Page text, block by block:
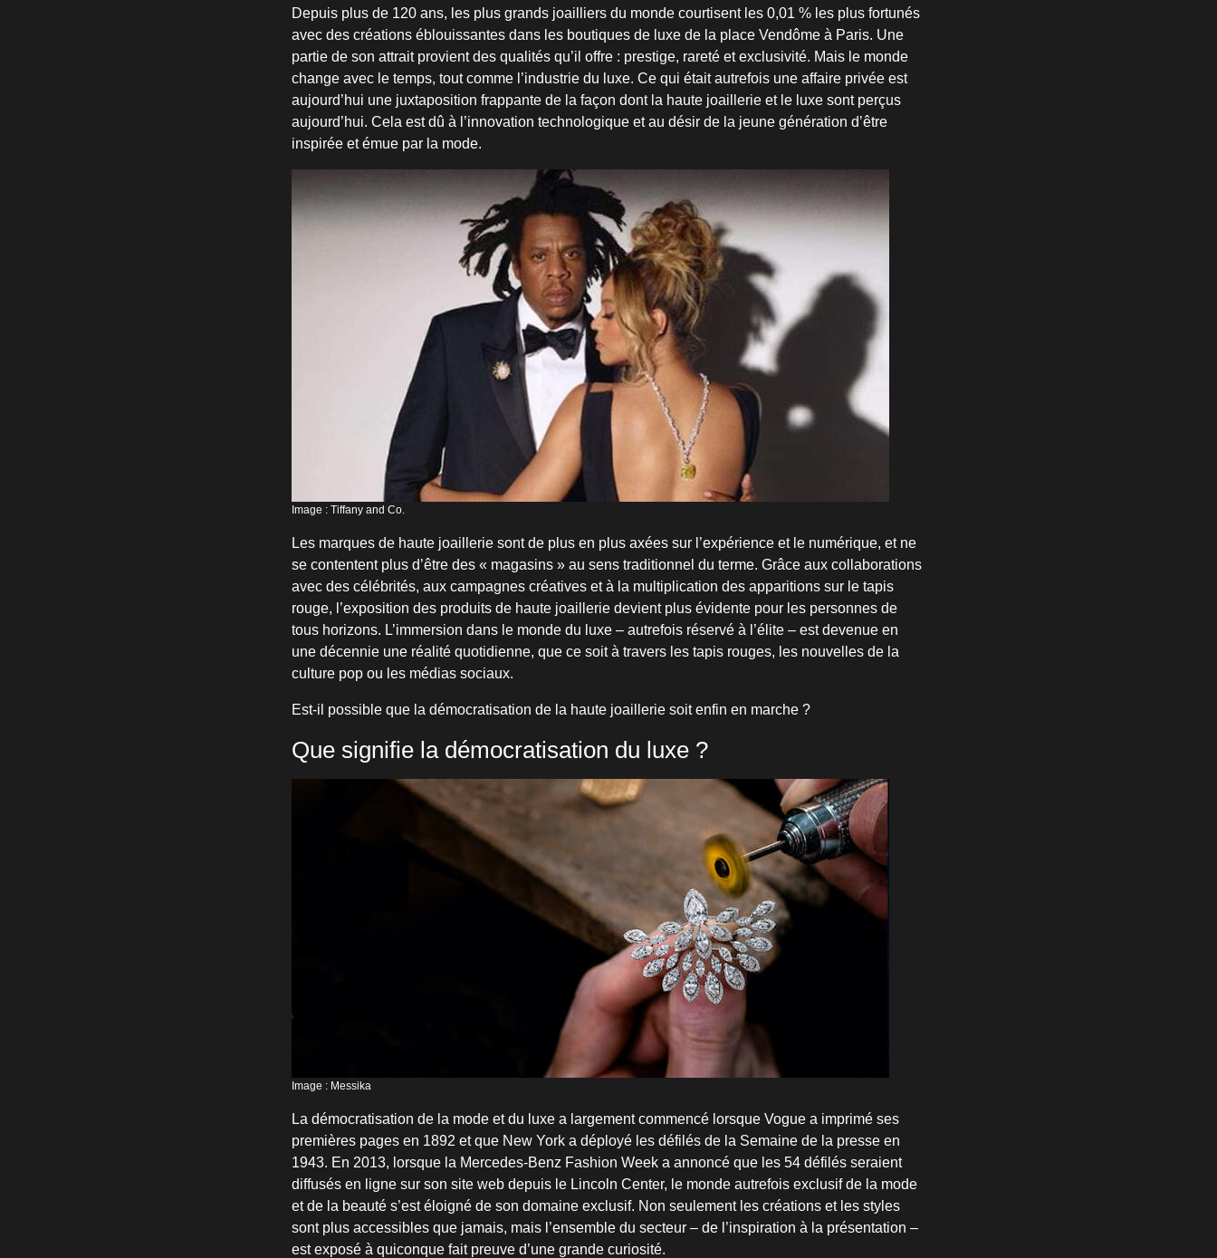
Depuis plus de 120 ans, les plus grands joailliers du monde courtisent les 0,01 % les plus fortunés
avec des créations éblouissantes dans les boutiques de luxe de la place Vendôme à Paris. Une
partie de son attrait provient des qualités qu’il offre : prestige, rareté et exclusivité. Mais le monde
change avec le temps, tout comme l’industrie du luxe. Ce qui était autrefois une affaire privée est
aujourd’hui une juxtaposition frappante de la façon dont la haute joaillerie et le luxe sont perçus
aujourd’hui. Cela est dû à l’innovation technologique et au désir de la jeune génération d’être
inspirée et émue par la mode.
Image : Tiffany and Co.
Les marques de haute joaillerie sont de plus en plus axées sur l’expérience et le numérique, et ne
se contentent plus d’être des « magasins » au sens traditionnel du terme. Grâce aux collaborations
avec des célébrités, aux campagnes créatives et à la multiplication des apparitions sur le tapis
rouge, l’exposition des produits de haute joaillerie devient plus évidente pour les personnes de
tous horizons. L’immersion dans le monde du luxe – autrefois réservé à l’élite – est devenue en
une décennie une réalité quotidienne, que ce soit à travers les tapis rouges, les nouvelles de la
culture pop ou les médias sociaux.
Est-il possible que la démocratisation de la haute joaillerie soit enfin en marche ?
Que signifie la démocratisation du luxe ?
Image : Messika
La démocratisation de la mode et du luxe a largement commencé lorsque Vogue a imprimé ses
premières pages en 1892 et que New York a déployé les défilés de la Semaine de la presse en
1943. En 2013, lorsque la Mercedes-Benz Fashion Week a annoncé que les 54 défilés seraient
diffusés en ligne sur son site web depuis le Lincoln Center, le monde autrefois exclusif de la mode
et de la beauté s’est éloigné de son domaine exclusif. Non seulement les créations et les styles
sont plus accessibles que jamais, mais l’ensemble du secteur – de l’inspiration à la présentation –
est exposé à quiconque fait preuve d’une grande curiosité.